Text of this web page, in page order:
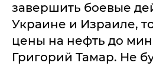
завершить боевые
Украине и Израиле,
цены на нефть до
Григорий Тамар. Не